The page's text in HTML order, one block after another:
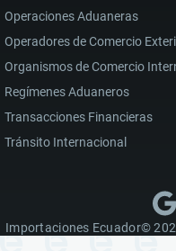
Operaciones Aduaneras
Operadores de Comercio
Organismos de Comercio
Regímenes Aduaneros
Transacciones Financieras
Tránsito Internacional
Importaciones Ecuador©